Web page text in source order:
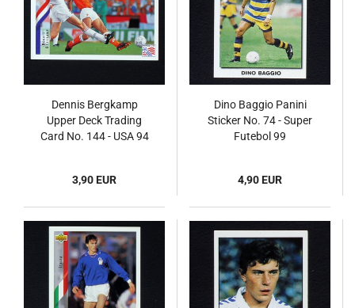
Dennis Bergkamp
Upper Deck Trading
Card No. 144 - USA 94
3,90 EUR
Dino Baggio Panini
Sticker No. 74 - Super
Futebol 99
4,90 EUR